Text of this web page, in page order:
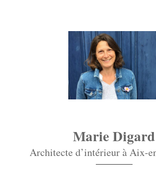
Marie Digard
Architecte d’intérieur à Aix-